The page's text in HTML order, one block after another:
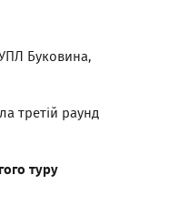
Буковина,
третій раунд
туру